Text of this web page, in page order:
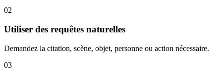
02
Utiliser des requêtes naturelles
Demandez la citation, scène, objet, personne ou action nécessaire.
03